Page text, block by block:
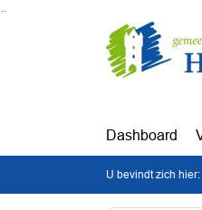
Ga naar de inhoud van deze
Ga naar het zoeken
Dashboard
U bevindt zich hier: